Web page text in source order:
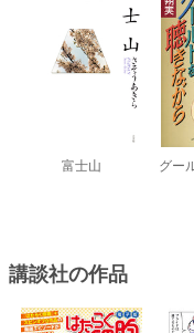
富士山
講談社の作品